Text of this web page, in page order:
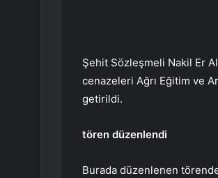
Şehit Sözleşmeli Nakil Er
cenazeleri Ağrı Eğitim ve
getirildi.
tören düzenlendi
Burada düzenlenen